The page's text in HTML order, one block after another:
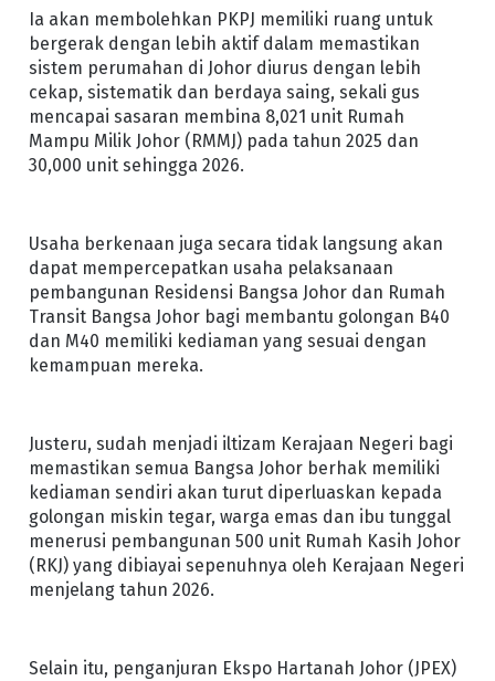
Ia akan membolehkan PKPJ memiliki ruang untuk
bergerak dengan lebih aktif dalam memastikan
sistem perumahan di Johor diurus dengan lebih
cekap, sistematik dan berdaya saing, sekali gus
mencapai sasaran membina 8,021 unit Rumah
Mampu Milik Johor (RMMJ) pada tahun 2025 dan
30,000 unit sehingga 2026.
Usaha berkenaan juga secara tidak langsung akan
dapat mempercepatkan usaha pelaksanaan
pembangunan Residensi Bangsa Johor dan Rumah
Transit Bangsa Johor bagi membantu golongan B40
dan M40 memiliki kediaman yang sesuai dengan
kemampuan mereka.
Justeru, sudah menjadi iltizam Kerajaan Negeri bagi
memastikan semua Bangsa Johor berhak memiliki
kediaman sendiri akan turut diperluaskan kepada
golongan miskin tegar, warga emas dan ibu tunggal
menerusi pembangunan 500 unit Rumah Kasih Johor
(RKJ) yang dibiayai sepenuhnya oleh Kerajaan Negeri
menjelang tahun 2026.
Selain itu, penganjuran Ekspo Hartanah Johor (JPEX)